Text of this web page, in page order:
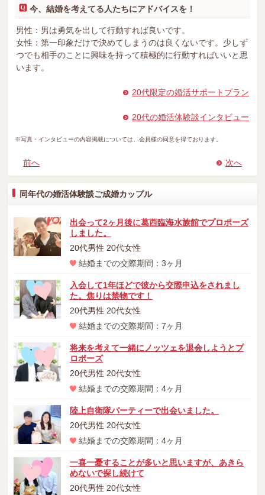
今、結婚を考えてる人たちにアドバイスを！
男性：男は勇気を出して行動すれば良いです。
女性：第一印象だけで決めてしまうのは良くないです。少しず
つでも相手のことに興味を持って積極的に行動すればいいと思
います。
20代限定の婚活サポートプラン
20代の婚活体験談インタビュー
※写真・インタビューの内容掲載については、会員様の同意を得ております。
前へ 次へ
同年代の婚活体験談ご成婚カップル
出会って2ヶ月後に葛西臨海水族館でプロポーズ
しました。
20代男性 20代女性
結婚までの交際期間：3ヶ月
入会して1年ほどで彼から交際申込をされまし
た。焦りは禁物です！
20代男性 20代女性
結婚までの交際期間：7ヶ月
将来を考えて一緒にノッツェを退会しようとプ
ロポーズ
20代男性 20代女性
結婚までの交際期間：4ヶ月
陸上自衛隊パーティーで出会いました。
20代男性 20代女性
結婚までの交際期間：4ヶ月
一喜一憂することが多いと思いますが、あきら
めないで探し続けて
20代男性 20代女性